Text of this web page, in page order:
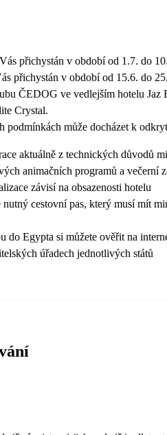
přichystán v období od 1.7. do
přichystán v období od 15.6. do
ČEDOG ve vedlejším hotelu
Crystal.
podmínkách může docházet k
aktuálně z technických důvodů
animačních programů a večerní
závisí na obsazenosti hotelu
cestovní pas, který musí mít
do Egypta si můžete ověřit na
úřadech jednotlivých států